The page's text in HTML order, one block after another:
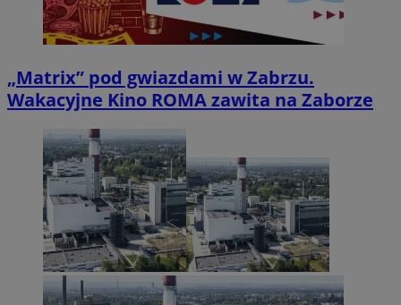
„Matrix” pod gwiazdami w Zabrzu.
Wakacyjne Kino ROMA zawita na Zaborze